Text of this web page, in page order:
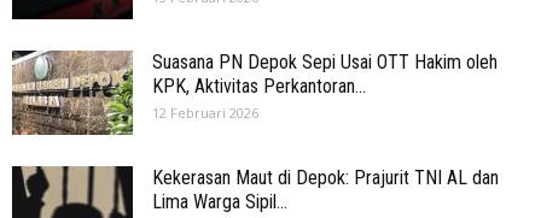
Suasana PN Depok Sepi Usai OTT Hakim oleh
KPK, Aktivitas Perkantoran...
12 Februari 2026
Kekerasan Maut di Depok: Prajurit TNI AL dan
Lima Warga Sipil...